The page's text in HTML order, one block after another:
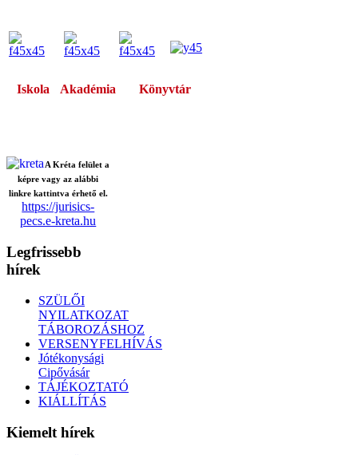
Iskola Akadémia Könyvtár
A Kréta felület a
képre vagy az alábbi
linkre kattintva érhető el.
https://jurisics-
pecs.e-kreta.hu
Legfrissebb
hírek
SZÜLŐI
NYILATKOZAT
TÁBOROZÁSHOZ
VERSENYFELHÍVÁS
Jótékonysági
Cipővásár
TÁJÉKOZTATÓ
KIÁLLÍTÁS
Kiemelt hírek